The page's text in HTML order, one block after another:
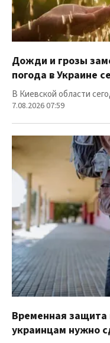
Дожди и грозы
погода в Украине
В Киевской области
7.08.2026 07:59
Временная
украинцам нужно